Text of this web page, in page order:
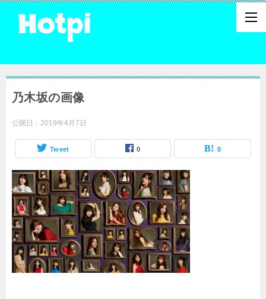
乃木坂の画像
公開日： 2019年4月7日
Tweet 0 0